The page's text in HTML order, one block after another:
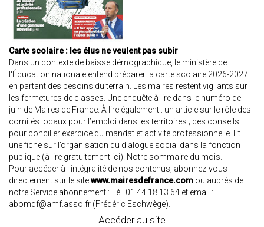
Carte scolaire : les élus ne veulent pas subir
Dans un contexte de baisse démographique, le ministère de
l'Éducation nationale entend préparer la carte scolaire 2026-2027
en partant des besoins du terrain. Les maires restent vigilants sur
les fermetures de classes. Une enquête à lire dans le numéro de
juin de Maires de France. À lire également : un article sur le rôle des
comités locaux pour l’emploi dans les territoires ; des conseils
pour concilier exercice du mandat et activité professionnelle. Et
une fiche sur l’organisation du dialogue social dans la fonction
publique (à lire gratuitement ici). Notre sommaire du mois.
Pour accéder à l'intégralité de nos contenus, abonnez-vous
directement sur le sitewww.mairesdefrance.com ou auprès de
notre Service abonnement : Tél. 01 44 18 13 64 et email :
abomdf@amf.asso.fr (Frédéric Eschwège).
Accéder au site